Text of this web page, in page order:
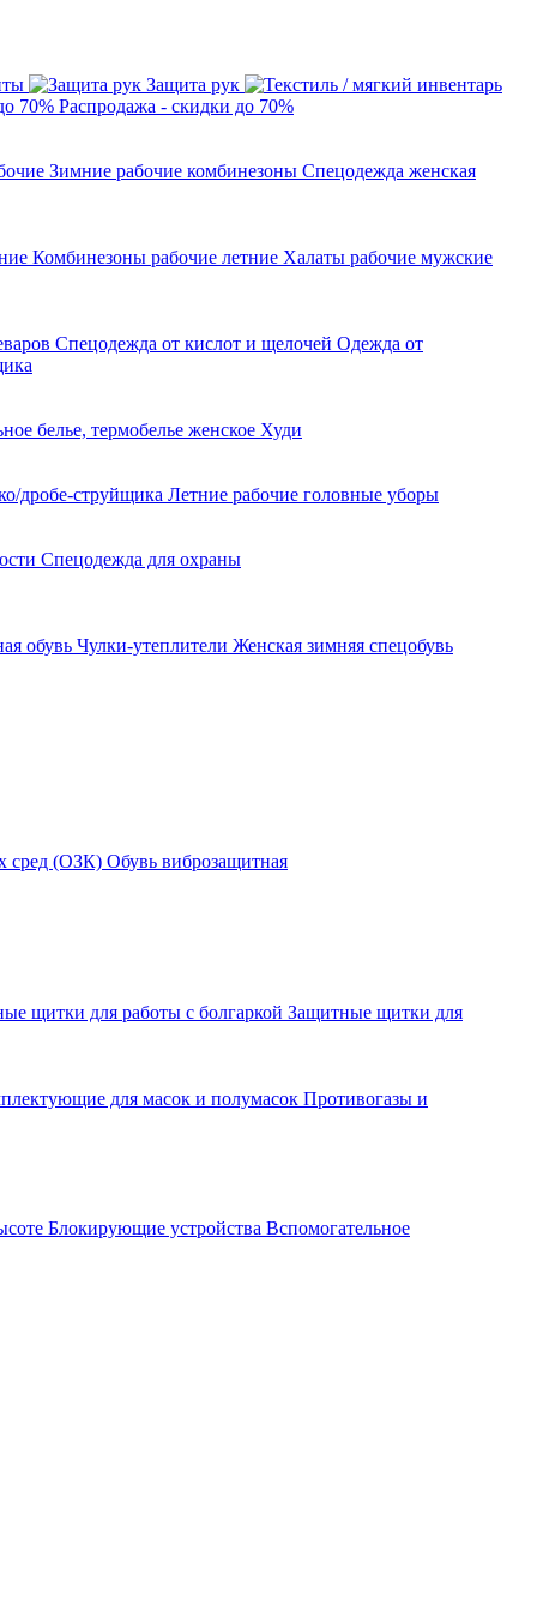
Защита рук
Распродажа - скидки до 70%
Зимние рабочие комбинезоны Спецодежда женская
Комбинезоны рабочие летние Халаты рабочие мужские
Спецодежда от кислот и щелочей Одежда от
белье, термобелье женское Худи
дробе-струйщика Летние рабочие головные уборы
Спецодежда для охраны
обувь Чулки-утеплители Женская зимняя спецобувь
сред (ОЗК) Обувь виброзащитная
щитки для работы с болгаркой Защитные щитки для
для масок и полумасок Противогазы и
Блокирующие устройства Вспомогательное